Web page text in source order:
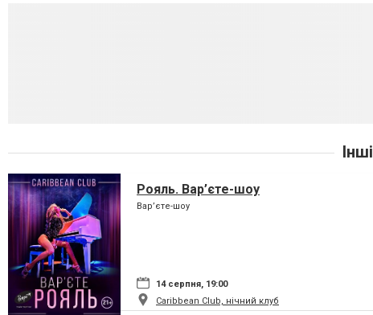
Рояль. Вар’єте-шоу
Вар’єте-шоу
14 серпня, 19:00
Caribbean Club, нічний клуб